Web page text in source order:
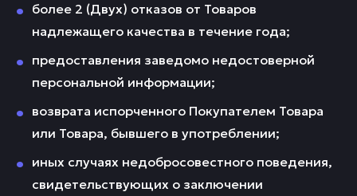
более 2 (Двух) отказов от Товаров
надлежащего качества в течение года;
предоставления заведомо недостоверной
персональной информации;
возврата испорченного Покупателем Товара
или Товара, бывшего в употреблении;
иных случаях недобросовестного поведения,
свидетельствующих о заключении